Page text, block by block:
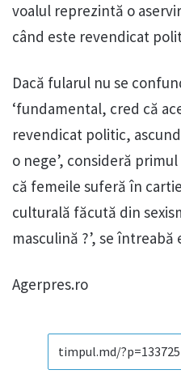
voalul reprezintă o
când este revendicat
Dacă fularul nu se
‘fundamental, cred că
revendicat politic,
o nege’, consideră
că femeile suferă în
culturală făcută din
masculină ?’, se întreabă
Agerpres.ro